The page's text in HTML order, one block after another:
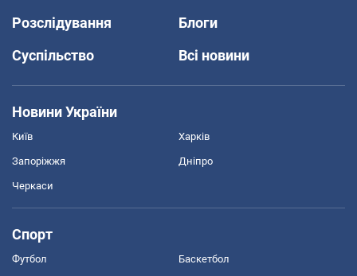
Розслідування
Блоги
Суспільство
Всі новини
Новини України
Київ Харків
Запоріжжя Дніпро
Черкаси
Спорт
Футбол Баскетбол